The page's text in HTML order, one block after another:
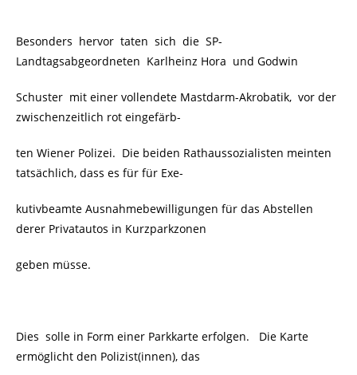
Besonders hervor taten sich die SP-
Landtagsabgeordneten Karlheinz Hora und Godwin
Schuster mit einer vollendete Mastdarm-Akrobatik, vor der
zwischenzeitlich rot eingefärb-
ten Wiener Polizei. Die beiden Rathaussozialisten meinten
tatsächlich, dass es für für Exe-
kutivbeamte Ausnahmebewilligungen für das Abstellen
derer Privatautos in Kurzparkzonen
geben müsse.
Dies solle in Form einer Parkkarte erfolgen. Die Karte
ermöglicht den Polizist(innen), das